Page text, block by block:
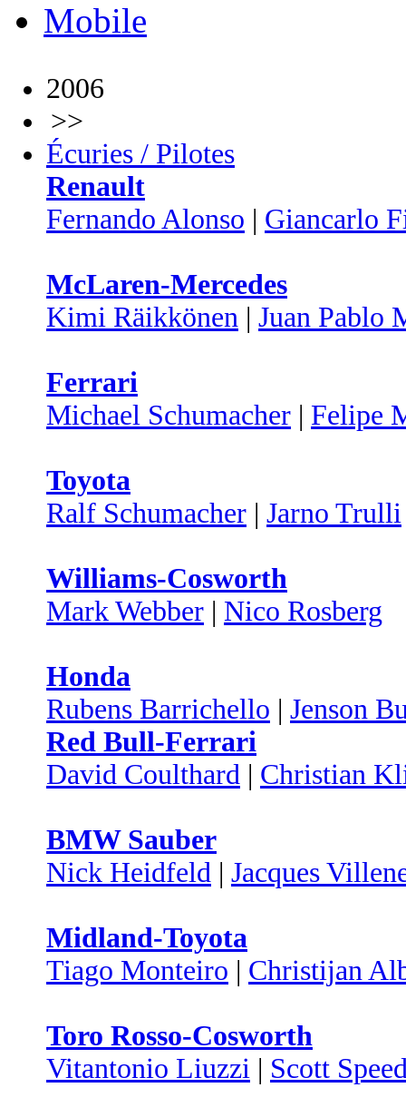
Mobile
2006
>>
Écuries / Pilotes
Renault
Fernando Alonso | Giancarlo
McLaren-Mercedes
Kimi Räikkönen | Juan Pablo
Ferrari
Michael Schumacher | Felipe
Toyota
Ralf Schumacher | Jarno Trulli
Williams-Cosworth
Mark Webber | Nico Rosberg
Honda
Rubens Barrichello | Jenson
Red Bull-Ferrari
David Coulthard | Christian
BMW Sauber
Nick Heidfeld | Jacques
Midland-Toyota
Tiago Monteiro | Christijan
Toro Rosso-Cosworth
Vitantonio Liuzzi | Scott